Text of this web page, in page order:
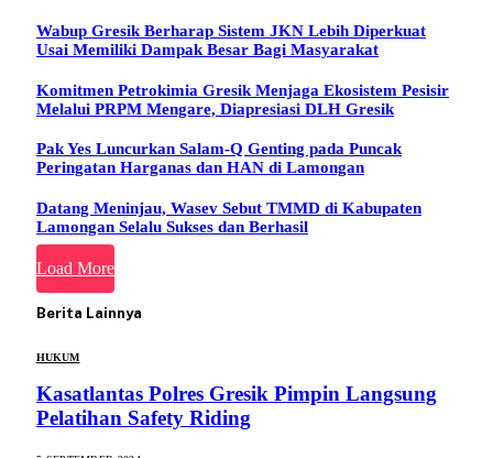
Wabup Gresik Berharap Sistem JKN Lebih Diperkuat
Usai Memiliki Dampak Besar Bagi Masyarakat
Komitmen Petrokimia Gresik Menjaga Ekosistem Pesisir
Melalui PRPM Mengare, Diapresiasi DLH Gresik
Pak Yes Luncurkan Salam-Q Genting pada Puncak
Peringatan Harganas dan HAN di Lamongan
Datang Meninjau, Wasev Sebut TMMD di Kabupaten
Lamongan Selalu Sukses dan Berhasil
Load More
Berita Lainnya
HUKUM
Kasatlantas Polres Gresik Pimpin Langsung
Pelatihan Safety Riding